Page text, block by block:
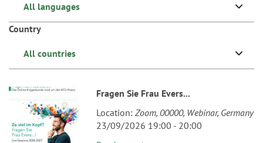
All languages
Country
All countries
Fragen Sie Frau Evers...
Location Zoom 00000 Webinar Germany
23/09/2026 19:00 - 20:00